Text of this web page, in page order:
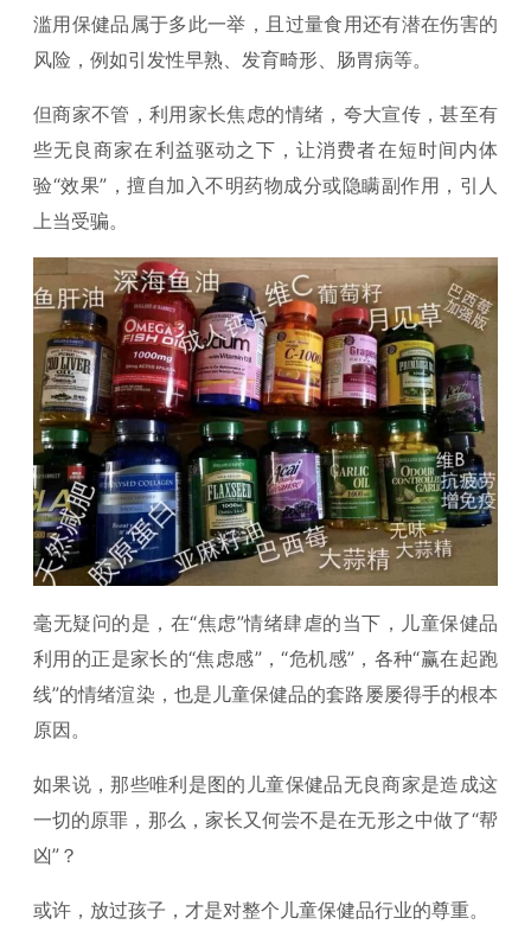
滥用保健品属于多此一举，且过量食用还有潜在伤害的
风险，例如引发性早熟、发育畸形、肠胃病等。
但商家不管，利用家长焦虑的情绪，夸大宣传，甚至有
些无良商家在利益驱动之下，让消费者在短时间内体
验“效果”，擅自加入不明药物成分或隐瞒副作用，引人
上当受骗。
毫无疑问的是，在“焦虑”情绪肆虐的当下，儿童保健品
利用的正是家长的“焦虑感”，“危机感”，各种“赢在起跑
线”的情绪渲染，也是儿童保健品的套路屡屡得手的根本
原因。
如果说，那些唯利是图的儿童保健品无良商家是造成这
一切的原罪，那么，家长又何尝不是在无形之中做了“帮
凶”？
或许，放过孩子，才是对整个儿童保健品行业的尊重。